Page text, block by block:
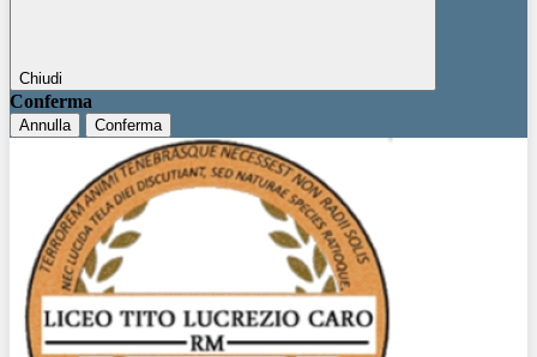
Chiudi
Conferma
Annulla Conferma